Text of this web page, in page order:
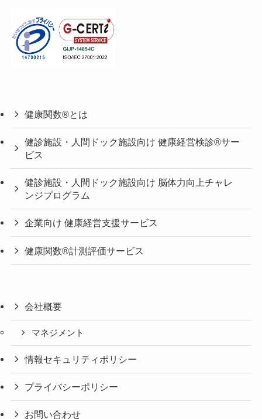
健康関数®とは
健診施設・人間ドック施設向け 健康経営検診®サー
ビス
健診施設・人間ドック施設向け 脳体力向上チャレ
ンジプログラム
企業向け 健康経営支援サービス
健康関数®計測評価サービス
会社概要
マネジメント
情報セキュリティポリシー
プライバシーポリシー
お問い合わせ